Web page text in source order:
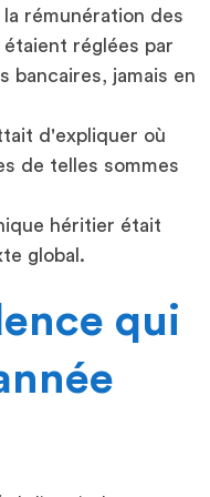
rémunération des
réglées par
bancaires, jamais en
d'expliquer où
de telles sommes
héritier était
global.
qui